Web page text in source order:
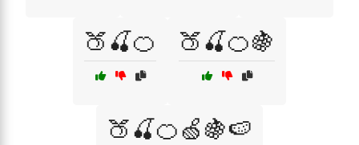
🍑🍒🍊 🍑🍒🍊🍇
🍑🍒🍊🍏🍇🍉